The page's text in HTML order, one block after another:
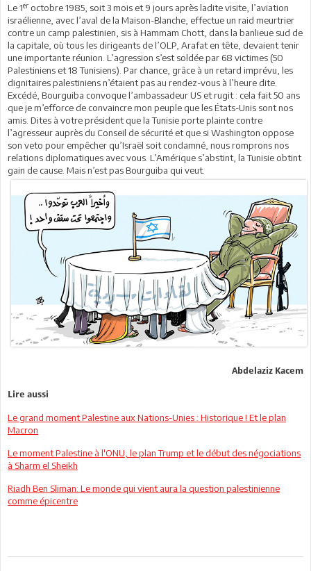
Le 1er octobre 1985, soit 3 mois et 9 jours après ladite visite, l’aviation
israélienne, avec l’aval de la Maison-Blanche, effectue un raid meurtrier
contre un camp palestinien, sis à Hammam Chott, dans la banlieue sud de
la capitale, où tous les dirigeants de l’OLP, Arafat en tête, devaient tenir
une importante réunion. L’agression s’est soldée par 68 victimes (50
Palestiniens et 18 Tunisiens). Par chance, grâce à un retard imprévu, les
dignitaires palestiniens n’étaient pas au rendez-vous à l’heure dite.
Excédé, Bourguiba convoque l’ambassadeur US et rugit : cela fait 50 ans
que je m’efforce de convaincre mon peuple que les États-Unis sont nos
amis. Dites à votre président que la Tunisie porte plainte contre
l’agresseur auprès du Conseil de sécurité et que si Washington oppose
son veto pour empêcher qu’Israël soit condamné, nous romprons nos
relations diplomatiques avec vous. L’Amérique s’abstint, la Tunisie obtint
gain de cause. Mais n’est pas Bourguiba qui veut.
Abdelaziz Kacem
Lire aussi
Le grand moment Palestine aux Nations-Unies : Historique ! Et le plan
Macron
Le moment Palestine à l'ONU, le plan Trump et le début des négociations
à Sharm el Sheikh
Riadh Ben Sliman: Le monde qui vient aura la question palestinienne
comme épicentre